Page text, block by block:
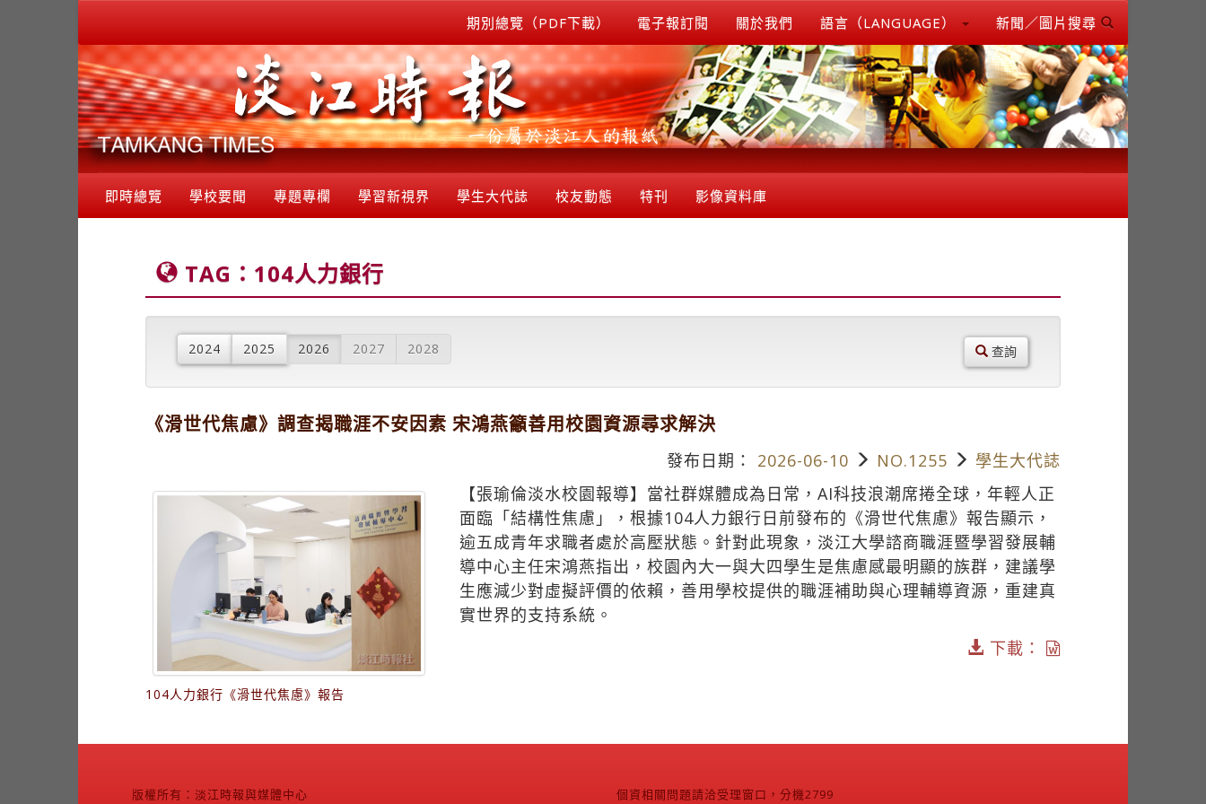
期別總覽（PDF下載） 電子報訂閱 關於我們 語言（LANGUAGE） 新聞／圖片搜尋
即時總覽 學校要聞 專題專欄 學習新視界 學生大代誌 校友動態 特刊 影像資料庫
TAG：104人力銀行
2024 2025 2026 2027 2028 查詢
《滑世代焦慮》調查揭職涯不安因素 宋鴻燕籲善用校園資源尋求解決
發布日期： 2026-06-10 NO.1255 學生大代誌
104人力銀行《滑世代焦慮》報告
【張瑜倫淡水校園報導】當社群媒體成為日常，AI科技浪潮席捲全球，年輕人正
面臨「結構性焦慮」，根據104人力銀行日前發布的《滑世代焦慮》報告顯示，
逾五成青年求職者處於高壓狀態。針對此現象，淡江大學諮商職涯暨學習發展輔
導中心主任宋鴻燕指出，校園內大一與大四學生是焦慮感最明顯的族群，建議學
生應減少對虛擬評價的依賴，善用學校提供的職涯補助與心理輔導資源，重建真
實世界的支持系統。
下載：
版權所有：淡江時報與媒體中心 個資相關問題請洽受理窗口，分機2799